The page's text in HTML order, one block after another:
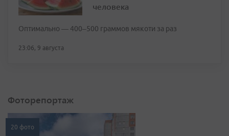
человека
Оптимально — 400–500 граммов мякоти за раз
23:06, 9 августа
Фоторепортаж
20 фото